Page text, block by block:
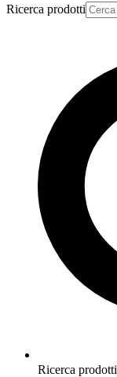
Ricerca prodotti
Ricerca prodotti